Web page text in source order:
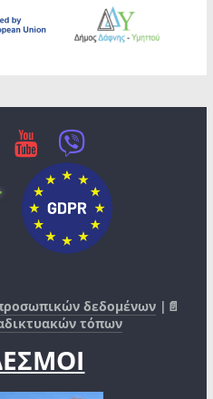
δεδομένων |📄
τόπων